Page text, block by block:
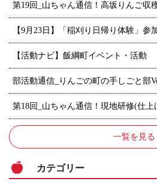
第19回_山ちゃん通信！高坂りんご収
【9月23日】「稲刈り日帰り体験」参
【活動ナビ】飯綱町イベント・活動
部活動通信_りんごの町の手しごと部
第18回_山ちゃん通信！現地研修(仕上
一覧を見る
カテゴリー